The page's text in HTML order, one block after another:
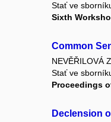
Stať ve
Sixth
Common
NEVĚŘILOVÁ
Stať ve
Proceedings
Declension